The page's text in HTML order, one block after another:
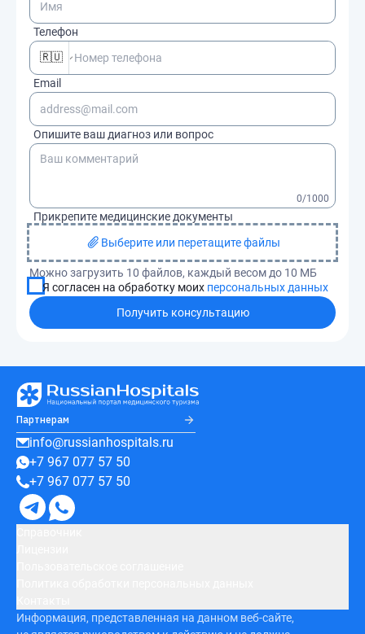
Телефон
🇷🇺
Email
Опишите ваш диагноз или вопрос
0/1000
Прикрепите медицинские документы
Выберите или перетащите файлы
Можно загрузить 10 файлов, каждый весом до 10 МБ
Я согласен на обработку моих персональных данных
Получить консультацию
Партнерам
info@russianhospitals.ru
+7 967 077 57 50
+7 967 077 57 50
Информация, представленная на данном веб-сайте,